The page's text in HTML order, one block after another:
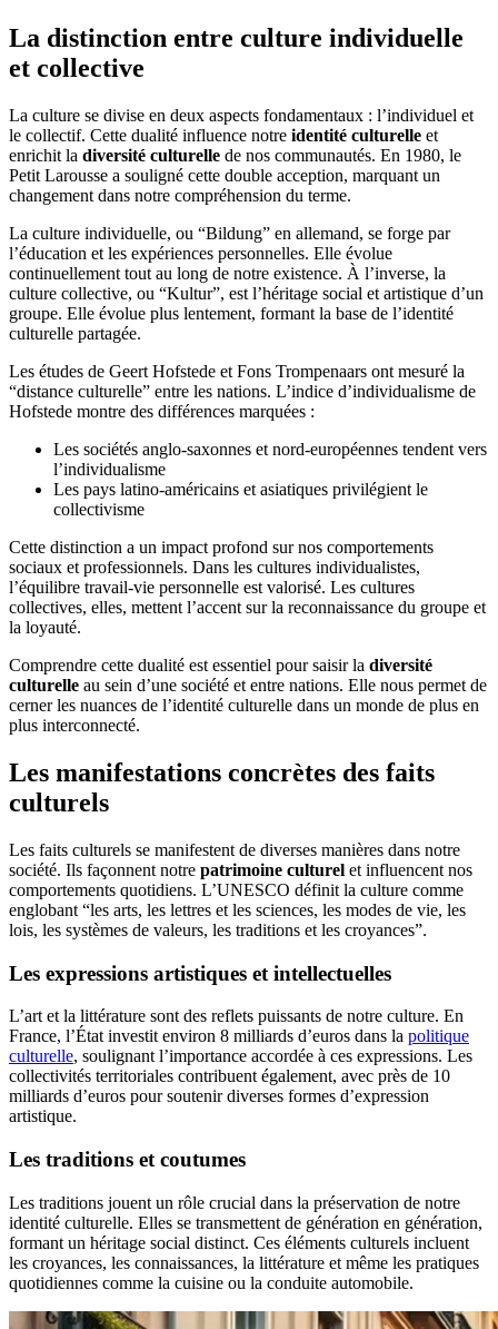
La distinction entre culture individuelle
et collective
La culture se divise en deux aspects fondamentaux : l’individuel et
le collectif. Cette dualité influence notre identité culturelle et
enrichit la diversité culturelle de nos communautés. En 1980, le
Petit Larousse a souligné cette double acception, marquant un
changement dans notre compréhension du terme.
La culture individuelle, ou “Bildung” en allemand, se forge par
l’éducation et les expériences personnelles. Elle évolue
continuellement tout au long de notre existence. À l’inverse, la
culture collective, ou “Kultur”, est l’héritage social et artistique d’un
groupe. Elle évolue plus lentement, formant la base de l’identité
culturelle partagée.
Les études de Geert Hofstede et Fons Trompenaars ont mesuré la
“distance culturelle” entre les nations. L’indice d’individualisme de
Hofstede montre des différences marquées :
Les sociétés anglo-saxonnes et nord-européennes tendent vers
l’individualisme
Les pays latino-américains et asiatiques privilégient le
collectivisme
Cette distinction a un impact profond sur nos comportements
sociaux et professionnels. Dans les cultures individualistes,
l’équilibre travail-vie personnelle est valorisé. Les cultures
collectives, elles, mettent l’accent sur la reconnaissance du groupe et
la loyauté.
Comprendre cette dualité est essentiel pour saisir la diversité
culturelle au sein d’une société et entre nations. Elle nous permet de
cerner les nuances de l’identité culturelle dans un monde de plus en
plus interconnecté.
Les manifestations concrètes des faits
culturels
Les faits culturels se manifestent de diverses manières dans notre
société. Ils façonnent notre patrimoine culturel et influencent nos
comportements quotidiens. L’UNESCO définit la culture comme
englobant “les arts, les lettres et les sciences, les modes de vie, les
lois, les systèmes de valeurs, les traditions et les croyances”.
Les expressions artistiques et intellectuelles
L’art et la littérature sont des reflets puissants de notre culture. En
France, l’État investit environ 8 milliards d’euros dans la politique
culturelle, soulignant l’importance accordée à ces expressions. Les
collectivités territoriales contribuent également, avec près de 10
milliards d’euros pour soutenir diverses formes d’expression
artistique.
Les traditions et coutumes
Les traditions jouent un rôle crucial dans la préservation de notre
identité culturelle. Elles se transmettent de génération en génération,
formant un héritage social distinct. Ces éléments culturels incluent
les croyances, les connaissances, la littérature et même les pratiques
quotidiennes comme la cuisine ou la conduite automobile.